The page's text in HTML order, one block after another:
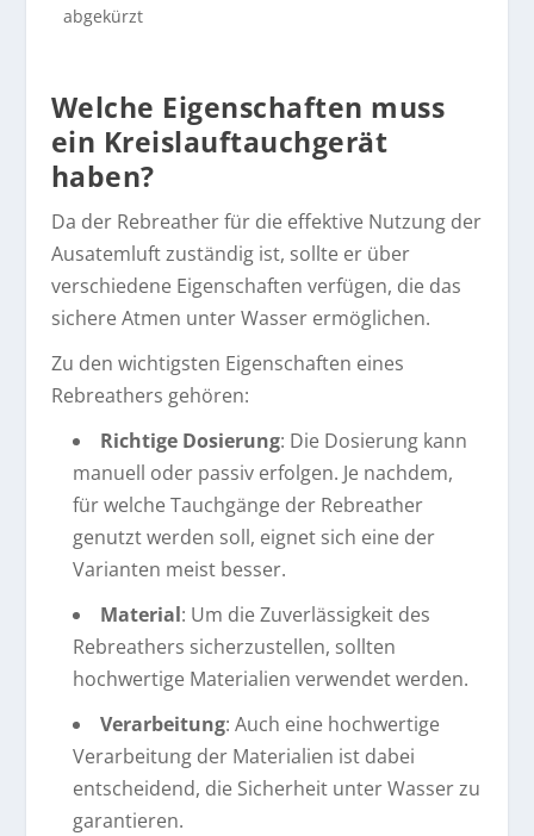
abgekürzt
Welche Eigenschaften muss
ein Kreislauftauchgerät
haben?
Da der Rebreather für die effektive Nutzung der
Ausatemluft zuständig ist, sollte er über
verschiedene Eigenschaften verfügen, die das
sichere Atmen unter Wasser ermöglichen.
Zu den wichtigsten Eigenschaften eines
Rebreathers gehören:
Richtige Dosierung: Die Dosierung kann
manuell oder passiv erfolgen. Je nachdem,
für welche Tauchgänge der Rebreather
genutzt werden soll, eignet sich eine der
Varianten meist besser.
Material: Um die Zuverlässigkeit des
Rebreathers sicherzustellen, sollten
hochwertige Materialien verwendet werden.
Verarbeitung: Auch eine hochwertige
Verarbeitung der Materialien ist dabei
entscheidend, die Sicherheit unter Wasser zu
garantieren.